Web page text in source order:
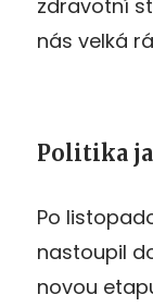
zdravotní
nás velká
Politika
Po
nastoupil
novou